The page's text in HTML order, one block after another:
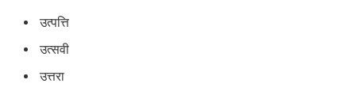
उत्पत्ति
उत्सवी
उत्तरा